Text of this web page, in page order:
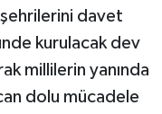
davet
kurulacak dev
millilerin yanında
dolu mücadele